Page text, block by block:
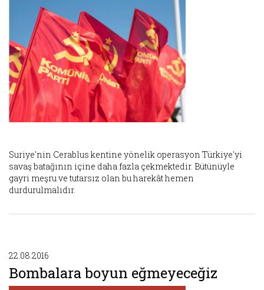
Suriye'nin Cerablus kentine yönelik operasyon Türkiye'yi
savaş batağının içine daha fazla çekmektedir. Bütünüyle
gayri meşru ve tutarsız olan bu harekât hemen
durdurulmalıdır.
22.08.2016
Bombalara boyun eğmeyeceğiz